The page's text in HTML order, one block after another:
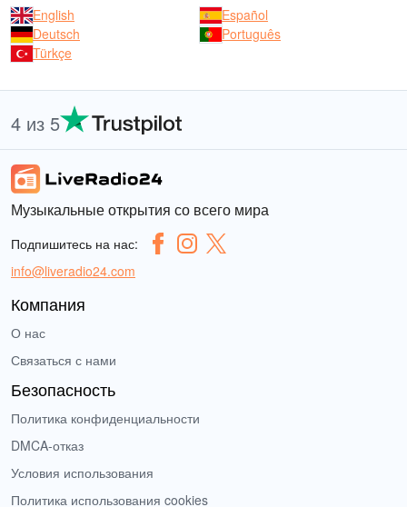
English
Español
Deutsch
Português
Türkçe
4 из 5
Музыкальные открытия со всего мира
Подпишитесь на нас:
info@liveradio24.com
Компания
О нас
Связаться с нами
Безопасность
Политика конфиденциальности
DMCA-отказ
Условия использования
Политика использования cookies